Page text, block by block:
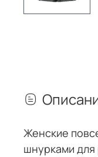
Женские
шнурками для